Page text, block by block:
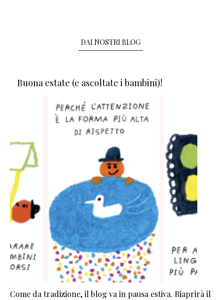
DAI NOSTRI BLOG
Buona estate (e ascoltate i bambini)!
Come da tradizione, il blog va in pausa estiva. Riaprirà il